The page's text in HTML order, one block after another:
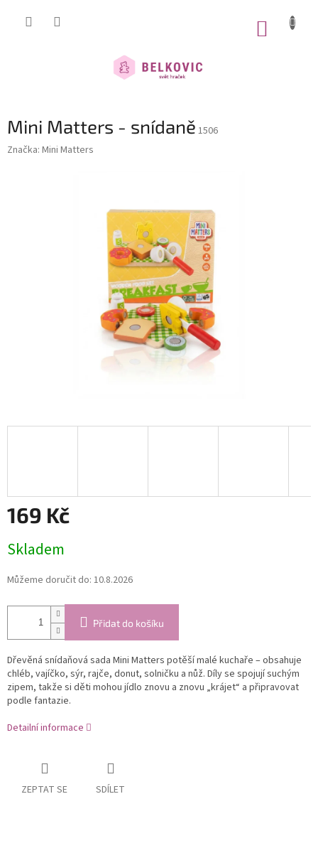
Mini Matters - snídaně 1506
Značka: Mini Matters
169 Kč
cena:
Skladem
Můžeme doručit do: 10.8.2026
Přidat do košíku
Dřevěná snídaňová sada Mini Matters potěší malé kuchaře – obsahuje
chléb, vajíčko, sýr, rajče, donut, solničku a nůž. Díly se spojují suchým
zipem, takže si děti mohou jídlo znovu a znovu „krájet“ a připravovat
podle fantazie.
Detailní informace
ZEPTAT SE SDÍLET